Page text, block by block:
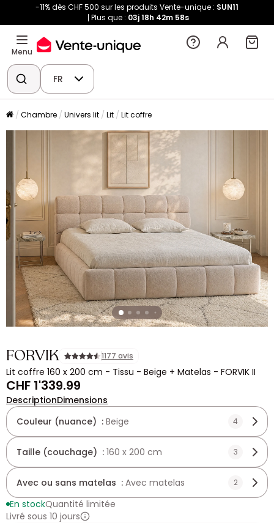
-11% dès CHF 500 sur les produits Vente-unique : SUN11
Plus que : 03j 18h 42m 57s
Menu
FR
Chambre Univers lit Lit Lit coffre
FORVIK 1177 avis
Lit coffre 160 x 200 cm - Tissu - Beige + Matelas - FORVIK II
CHF 1'339.99
DescriptionDimensions
Couleur (nuance) : Beige 4
Taille (couchage) : 160 x 200 cm 3
Avec ou sans matelas : Avec matelas 2
En stockQuantité limitée
Livré sous 10 jours